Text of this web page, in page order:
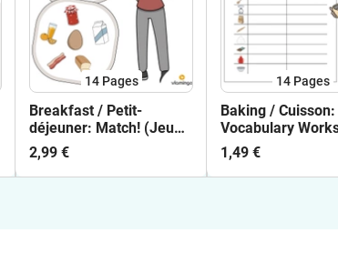
14 Pages
Breakfast / Petit-
déjeuner: Match! (Jeu
pour le cours d'anglais)
2,99 €
14 Pages
Baking / Cuisson:
Vocabulary
(Fiche d'exercices
d'anglais)
1,49 €